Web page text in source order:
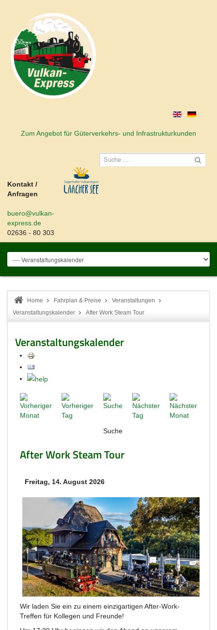
Zum Angebot für Güterverkehrs- und Infrastrukturkunden
Kontakt /
Anfragen
buero@vulkan-
express.de
02636 - 80 303
Home Fahrplan & Preise
Veranstaltungen
Veranstaltungskalender
After Work Steam Tour
Veranstaltungskalender
Suche
After Work Steam Tour
Freitag, 14. August 2026
Wir laden Sie ein zu einem einzigartigen After-Work-
Treffen für Kollegen und Freunde!